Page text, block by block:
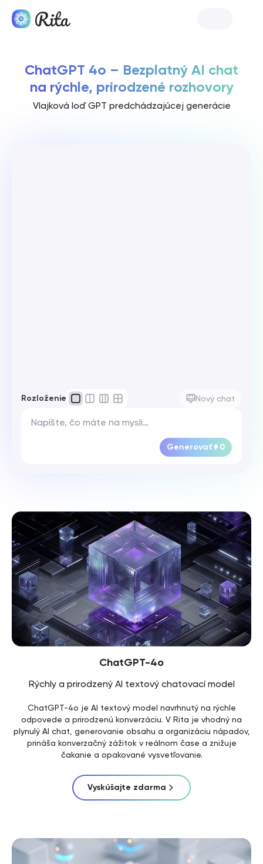
ChatGPT 4o – Bezplatný AI chat
na rýchle, prirodzené rozhovory
Vlajková loď GPT predchádzajúcej generácie
Rozloženie Nový chat
Generovať 0
ChatGPT-4o
Rýchly a prirodzený AI textový chatovací model
ChatGPT-4o je AI textový model navrhnutý na rýchle
odpovede a prirodzenú konverzáciu. V Rita je vhodný na
plynulý AI chat, generovanie obsahu a organizáciu nápadov,
prináša konverzačný zážitok v reálnom čase a znižuje
čakanie a opakované vysvetľovanie.
Vyskúšajte zdarma